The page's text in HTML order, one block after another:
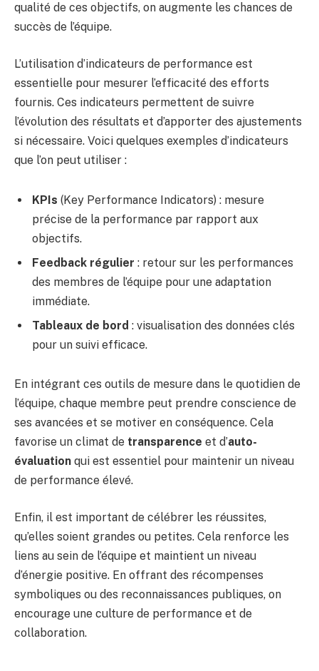
qualité de ces objectifs, on augmente les chances de
succès de l’équipe.
L’utilisation d’indicateurs de performance est
essentielle pour mesurer l’efficacité des efforts
fournis. Ces indicateurs permettent de suivre
l’évolution des résultats et d’apporter des ajustements
si nécessaire. Voici quelques exemples d’indicateurs
que l’on peut utiliser :
KPIs (Key Performance Indicators) : mesure
précise de la performance par rapport aux
objectifs.
Feedback régulier : retour sur les performances
des membres de l’équipe pour une adaptation
immédiate.
Tableaux de bord : visualisation des données clés
pour un suivi efficace.
En intégrant ces outils de mesure dans le quotidien de
l’équipe, chaque membre peut prendre conscience de
ses avancées et se motiver en conséquence. Cela
favorise un climat de transparence et d’auto-
évaluation qui est essentiel pour maintenir un niveau
de performance élevé.
Enfin, il est important de célébrer les réussites,
qu’elles soient grandes ou petites. Cela renforce les
liens au sein de l’équipe et maintient un niveau
d’énergie positive. En offrant des récompenses
symboliques ou des reconnaissances publiques, on
encourage une culture de performance et de
collaboration.